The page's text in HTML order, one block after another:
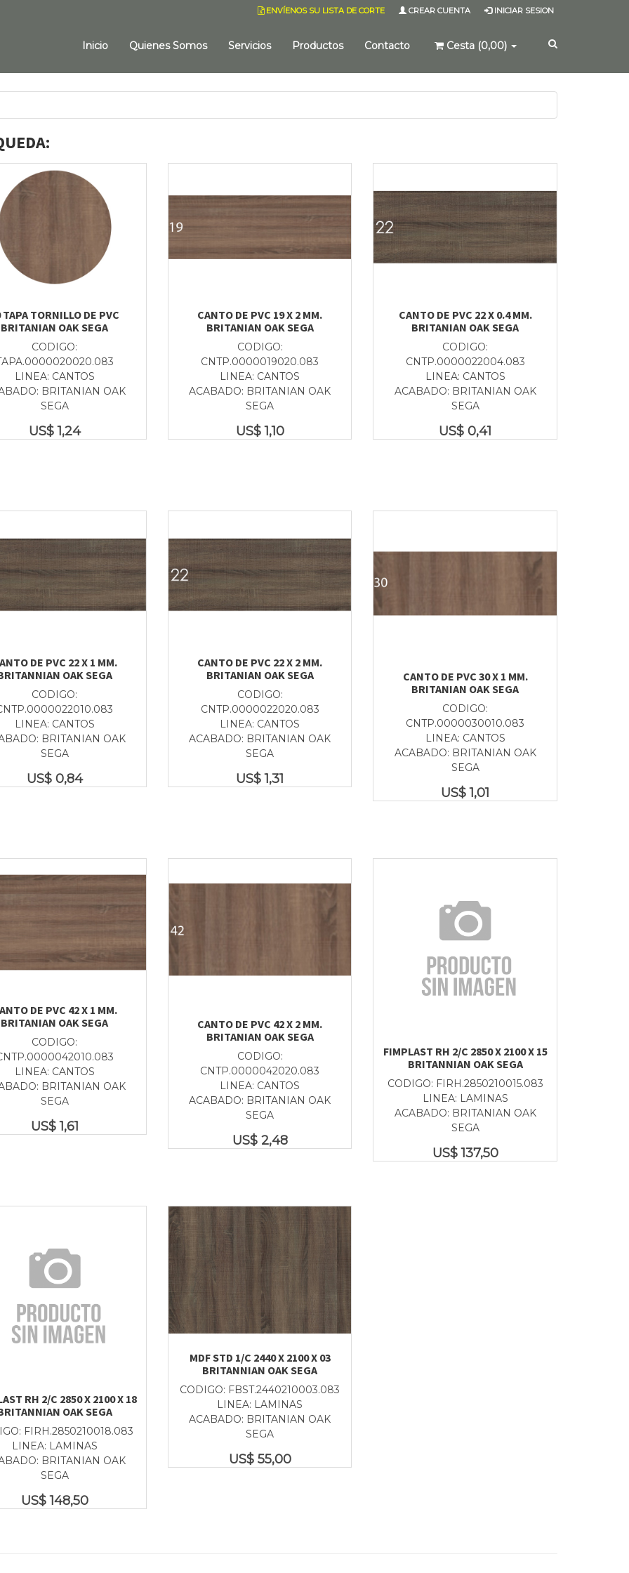
ENVÍENOS SU LISTA DE CORTE CREAR CUENTA INICIAR SESION
Inicio Quienes Somos Servicios Productos Contacto Cesta (0,00)
TAPA TORNILLO DE PVC
BRITANIAN OAK SEGA
CODIGO:
LINEA: CANTOS
BRITANIAN OAK
SEGA
US$1,24
CANTO DE PVC 19 X 2 MM.
BRITANIAN OAK SEGA
CODIGO:
CNTP.0000019020.083
LINEA: CANTOS
ACABADO: BRITANIAN OAK
SEGA
US$1,10
CANTO DE PVC 22 X 0.4 MM.
BRITANIAN OAK SEGA
CODIGO:
CNTP.0000022004.083
LINEA: CANTOS
ACABADO: BRITANIAN OAK
SEGA
US$0,41
DE PVC 22 X 1 MM.
OAK SEGA
CODIGO:
LINEA: CANTOS
BRITANIAN OAK
SEGA
US$ 0,84
CANTO DE PVC 22 X 2 MM.
BRITANIAN OAK SEGA
CODIGO:
CNTP.0000022020.083
LINEA: CANTOS
ACABADO: BRITANIAN OAK
SEGA
US$1,31
CANTO DE PVC 30 X 1 MM.
BRITANIAN OAK SEGA
CODIGO:
CNTP.0000030010.083
LINEA: CANTOS
ACABADO: BRITANIAN OAK
SEGA
US$1,01
DE PVC 42 X 1 MM.
BRITANIAN OAK SEGA
CODIGO:
LINEA: CANTOS
BRITANIAN OAK
SEGA
US$1,61
CANTO DE PVC 42 X 2 MM.
BRITANIAN OAK SEGA
CODIGO:
CNTP.0000042020.083
LINEA: CANTOS
ACABADO: BRITANIAN OAK
SEGA
US$ 2,48
FIMPLAST RH 2/C 2850 X 2100 X 15
BRITANNIAN OAK SEGA
CODIGO: FIRH.2850210015.083
LINEA: LAMINAS
ACABADO: BRITANIAN OAK
SEGA
US$137,50
RH 2/C 2850 X 2100 X 18
OAK SEGA
FIRH.2850210018.083
LINEA: LAMINAS
BRITANIAN OAK
SEGA
US$148,50
MDF STD 1/C 2440 X 2100 X 03
BRITANNIAN OAK SEGA
CODIGO: FBST.2440210003.083
LINEA: LAMINAS
ACABADO: BRITANIAN OAK
SEGA
US$ 55,00